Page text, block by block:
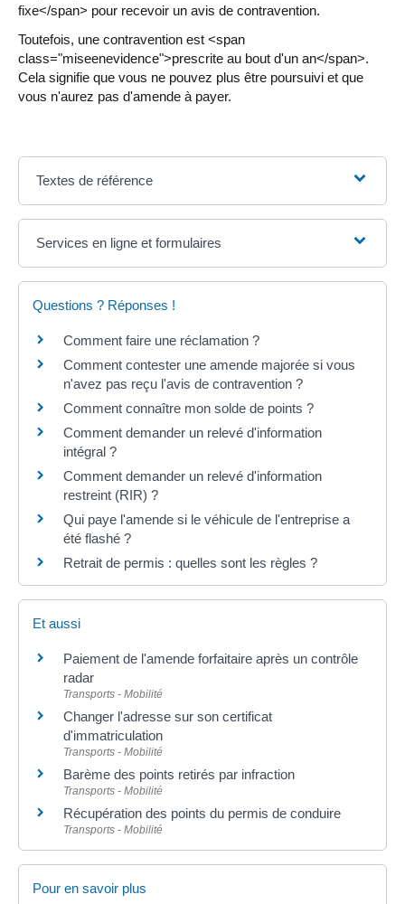
fixe</span> pour recevoir un avis de contravention.
Toutefois, une contravention est <span
class="miseenevidence">prescrite au bout d'un an</span>.
Cela signifie que vous ne pouvez plus être poursuivi et que
vous n'aurez pas d'amende à payer.
Textes de référence
Services en ligne et formulaires
Questions ? Réponses !
Comment faire une réclamation ?
Comment contester une amende majorée si vous
n'avez pas reçu l'avis de contravention ?
Comment connaître mon solde de points ?
Comment demander un relevé d'information
intégral ?
Comment demander un relevé d'information
restreint (RIR) ?
Qui paye l'amende si le véhicule de l'entreprise a
été flashé ?
Retrait de permis : quelles sont les règles ?
Et aussi
Paiement de l'amende forfaitaire après un contrôle
radar
Transports - Mobilité
Changer l'adresse sur son certificat
d'immatriculation
Transports - Mobilité
Barème des points retirés par infraction
Transports - Mobilité
Récupération des points du permis de conduire
Transports - Mobilité
Pour en savoir plus